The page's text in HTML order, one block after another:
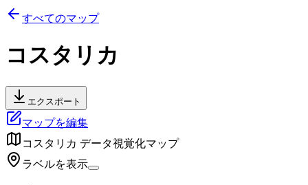
すべてのマップ
コスタリカ
エクスポート
マップを編集
コスタリカ データ視覚化マップ
ラベルを表示